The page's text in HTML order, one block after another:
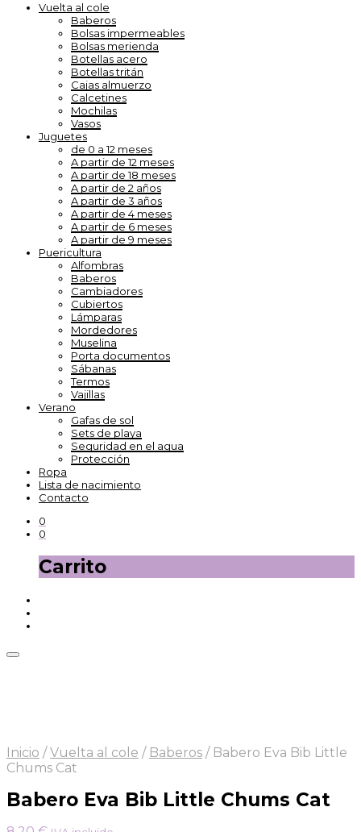
Vuelta al cole
Baberos
Bolsas impermeables
Bolsas merienda
Botellas acero
Botellas tritán
Cajas almuerzo
Calcetines
Mochilas
Vasos
Juguetes
de 0 a 12 meses
A partir de 12 meses
A partir de 18 meses
A partir de 2 años
A partir de 3 años
A partir de 4 meses
A partir de 6 meses
A partir de 9 meses
Puericultura
Alfombras
Baberos
Cambiadores
Cubiertos
Lámparas
Mordedores
Muselina
Porta documentos
Sábanas
Termos
Vajillas
Verano
Gafas de sol
Sets de playa
Seguridad en el agua
Protección
Ropa
Lista de nacimiento
Contacto
0
0
Carrito
Inicio / Vuelta al cole / Baberos / Babero Eva Bib Little
Chums Cat
Babero Eva Bib Little Chums Cat